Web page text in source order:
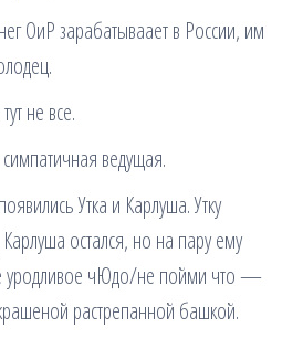
ОиР зарабатываает в России, им
не все.
ведущая.
Утка и Карлуша. Утку
остался, но на пару ему
уродливое чЮдо/не пойми что —
растрепанной башкой.